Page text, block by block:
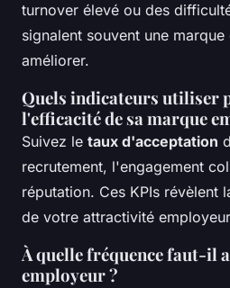
turnover élevé ou des
signalent souvent une
améliorer.
Quels indicateurs utiliser
l'efficacité de sa marque
Suivez le taux d'acceptation
recrutement, l'engagement
réputation. Ces KPIs révèlent
de votre attractivité
À quelle fréquence faut-il
employeur ?